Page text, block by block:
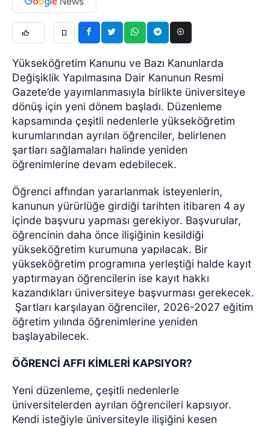
Yükseköğretim Kanunu ve Bazı Kanunlarda
Değişiklik Yapılmasına Dair Kanunun Resmi
Gazete’de yayımlanmasıyla birlikte üniversiteye
dönüş için yeni dönem başladı. Düzenleme
kapsamında çeşitli nedenlerle yükseköğretim
kurumlarından ayrılan öğrenciler, belirlenen
şartları sağlamaları halinde yeniden
öğrenimlerine devam edebilecek.
Öğrenci affından yararlanmak isteyenlerin,
kanunun yürürlüğe girdiği tarihten itibaren 4 ay
içinde başvuru yapması gerekiyor. Başvurular,
öğrencinin daha önce ilişiğinin kesildiği
yükseköğretim kurumuna yapılacak. Bir
yükseköğretim programına yerleştiği halde kayıt
yaptırmayan öğrencilerin ise kayıt hakkı
kazandıkları üniversiteye başvurması gerekecek.
Şartları karşılayan öğrenciler, 2026-2027 eğitim
öğretim yılında öğrenimlerine yeniden
başlayabilecek.
ÖĞRENCİ AFFI KİMLERİ KAPSIYOR?
Yeni düzenleme, çeşitli nedenlerle
üniversitelerden ayrılan öğrencileri kapsıyor.
Kendi isteğiyle üniversiteyle ilişiğini kesen